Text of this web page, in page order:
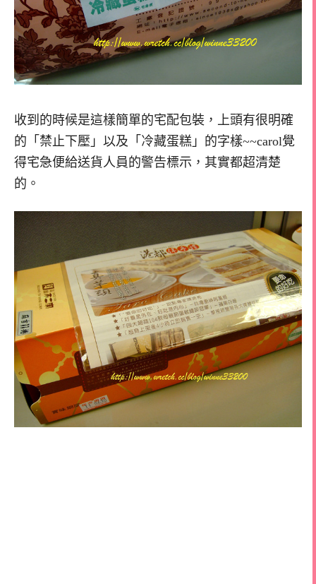
收到的時候是這樣簡單的宅配包裝，上頭有很明確
的「禁止下壓」以及「冷藏蛋糕」的字樣~~carol覺
得宅急便給送貨人員的警告標示，其實都超清楚
的。